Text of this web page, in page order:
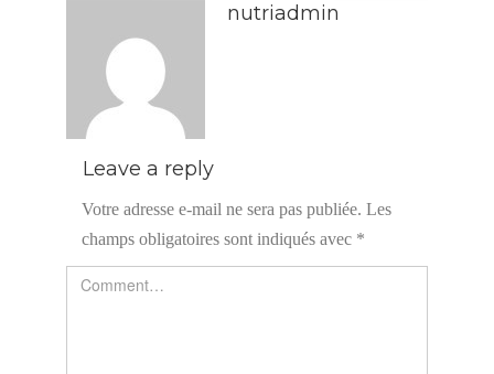
nutriadmin
Leave a reply
Votre adresse e-mail ne sera pas publiée. Les
champs obligatoires sont indiqués avec *